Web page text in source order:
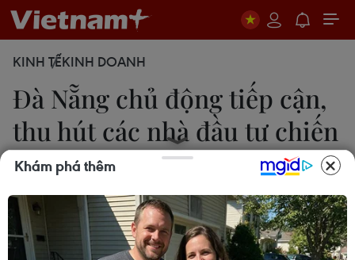
KINH TẾKINH DOANH
Đà Nẵng chủ động tiếp cận,
thu hút các nhà đầu tư chiến
lược
Trịnh Quốc Dũng
25/12/2020 07:55
Khám phá thêm